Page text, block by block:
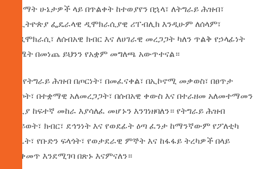
የልማት ሁኔታዎች ላይ በጥልቀት ከተወያየን በኋላ፣ ለትግራይ ሕዝብ፣
ለኢትዮጵያ ፌዴራላዊ ዲሞክራሲያዊ ሪፐብሊክ እንዲሁም ለሰላም፣
ለዲሞክራሲ፣ ለሰብአዊ ክብር እና ለሀገራዊ መረጋጋት ካለን ጥልቅ የኃላፊነት
ስሜት በመነጨ ይህንን የአቋም መግለጫ አውጥተናል።
2. የትግራይ ሕዝብ በጦርነት፣ በመፈናቀል፣ በኢኮኖሚ መቃወስ፣ በፀጥታ
እጦት፣ በተቋማዊ አለመረጋጋት፣ በሰብአዊ ቀውስ እና በተራዘመ አለመተማመን
ሳቢያ ከፍተኛ መከራ እያሳለፈ መሆኑን እንገነዘባለን። የትግራይ ሕዝብ
ሕይወት፣ ክብር፣ ደኅንነት እና የወደፊት ዕጣ ፈንታ ከማንኛውም የፖለቲካ
ስሌት፣ የቡድን ፍላጎት፣ የወታደራዊ ምኞት እና ከፋፋይ ትረካዎች በላይ
ሊቀመጥ እንደሚገባ በጽኑ እናምናለን።